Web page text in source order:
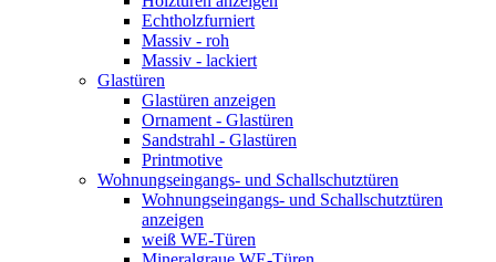
Echtholzfurniert
Massiv - roh
Massiv - lackiert
Glastüren
Glastüren anzeigen
Ornament - Glastüren
Sandstrahl - Glastüren
Printmotive
Wohnungseingangs- und Schallschutztüren
Wohnungseingangs- und Schallschutztüren
anzeigen
weiß WE-Türen